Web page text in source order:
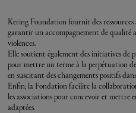
Kering Foundation fournit des ressources
garantir un accompagnement de qualité
violences.
Elle soutient également des initiatives de
pour mettre un terme à la perpétuation
en suscitant des changements positifs
Enfin, la Fondation facilite la
les associations pour concevoir et mettre
adaptées.